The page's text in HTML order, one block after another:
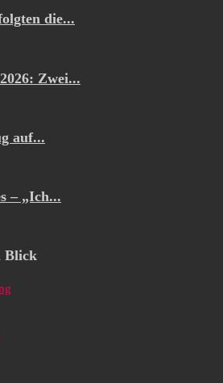
die...
Zwei...
auf...
– „Ich...
Blick